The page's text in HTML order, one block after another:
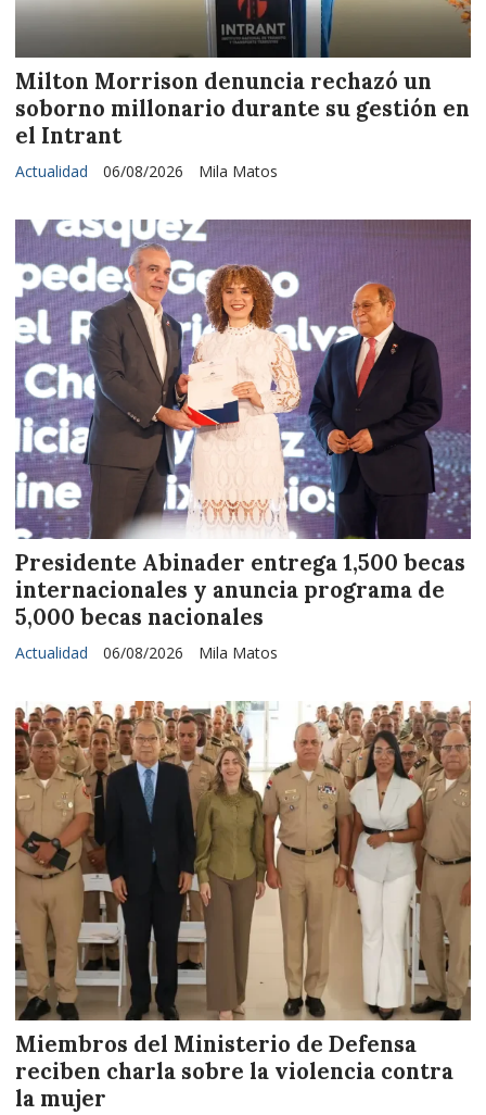
Milton Morrison denuncia rechazó un
soborno millonario durante su gestión en
el Intrant
Mila Matos
Actualidad 06/08/2026
Presidente Abinader entrega 1,500 becas
internacionales y anuncia programa de
5,000 becas nacionales
Mila Matos
Actualidad 06/08/2026
Miembros del Ministerio de Defensa
reciben charla sobre la violencia contra
la mujer